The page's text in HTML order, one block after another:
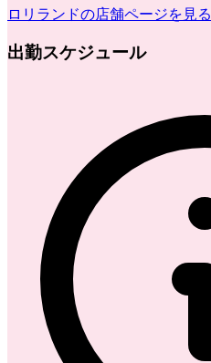
ロリランドの店舗ページを見る
出勤スケジュール